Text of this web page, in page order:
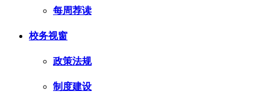
每周荐读
校务视窗
政策法规
制度建设